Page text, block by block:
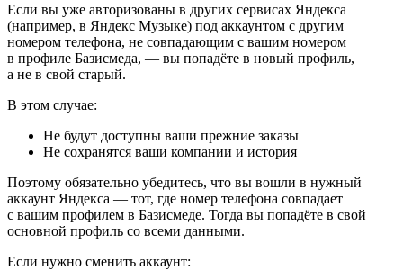
Если вы уже авторизованы в других сервисах Яндекса
(например, в Яндекс Музыке) под аккаунтом с другим
номером телефона, не совпадающим с вашим номером
в профиле Базисмеда, — вы попадёте в новый профиль,
а не в свой старый.
В этом случае:
Не будут доступны ваши прежние заказы
Не сохранятся ваши компании и история
Поэтому обязательно убедитесь, что вы вошли в нужный
аккаунт Яндекса — тот, где номер телефона совпадает
с вашим профилем в Базисмеде. Тогда вы попадёте в свой
основной профиль со всеми данными.
Если нужно сменить аккаунт: